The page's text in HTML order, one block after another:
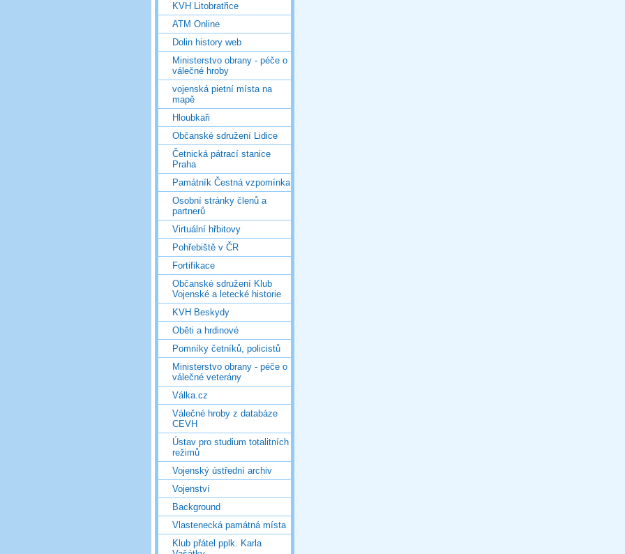
KVH Litobratřice
ATM Online
Dolin history web
Ministerstvo obrany - péče o
válečné hroby
vojenská pietní místa na
mapě
Hloubkaři
Občanské sdružení Lidice
Četnická pátrací stanice
Praha
Památník Čestná vzpomínka
Osobní stránky členů a
partnerů
Virtuální hřbitovy
Pohřebiště v ČR
Fortifikace
Občanské sdružení Klub
Vojenské a letecké historie
KVH Beskydy
Oběti a hrdinové
Pomníky četníků, policistů
Ministerstvo obrany - péče o
válečné veterány
Válka.cz
Válečné hroby z databáze
CEVH
Ústav pro studium totalitních
režimů
Vojenský ústřední archiv
Vojenství
Background
Vlastenecká památná místa
Klub přátel pplk. Karla